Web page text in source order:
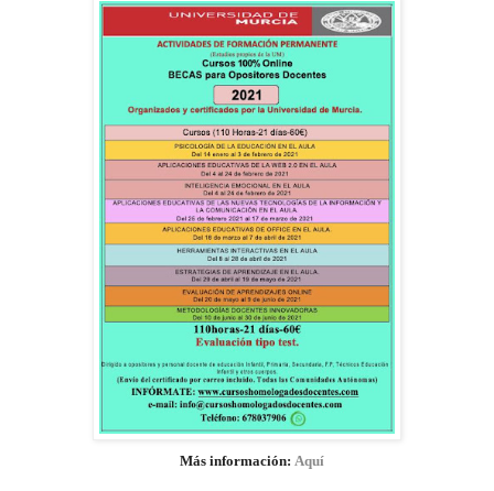
Más información: Aquí